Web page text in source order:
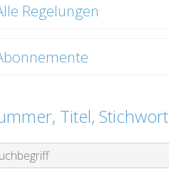
Regelungen
Titel, Stichwort